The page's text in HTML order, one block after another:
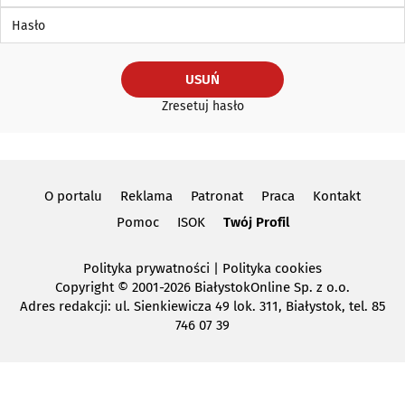
USUŃ
Zresetuj hasło
O portalu Reklama Patronat Praca
Kontakt
Pomoc
ISOK Twój Profil
Polityka prywatności
Polityka cookies
Copyright© 2001-2026 BiałystokOnline Sp. z o.o.
Adres redakcji: ul. Sienkiewicza 49 lok. 311, Białystok, tel. 85
746 07 39